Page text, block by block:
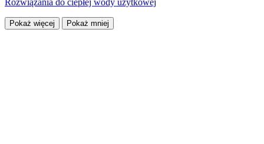
Pokaż więcej Pokaż mniej